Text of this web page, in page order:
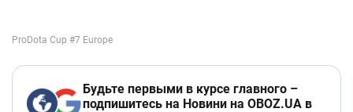
Будьте первыми в курсе главного –
подпишитесь на Новини на OBOZ.UA в